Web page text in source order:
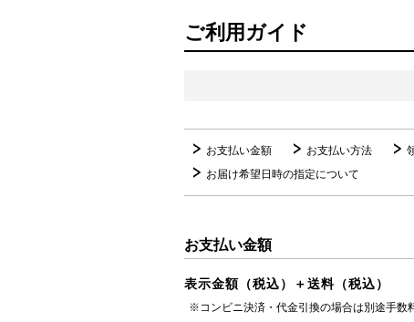
ご利用ガイド
お支払い金額 お支払い方法
お届け希望日時の指定について
お支払い金額
表示金額（税込）＋送料（税込）
※コンビニ決済・代金引換の場合は別途手数